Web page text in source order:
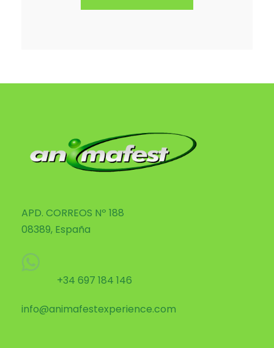
APD. CORREOS Nº 188
08389, España
+34 697 184 146
info@animafestexperience.com